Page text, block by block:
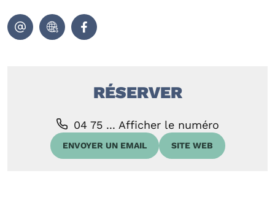
RÉSERVER
04 75 ... Afficher le numéro
ENVOYER UN EMAIL SITE WEB